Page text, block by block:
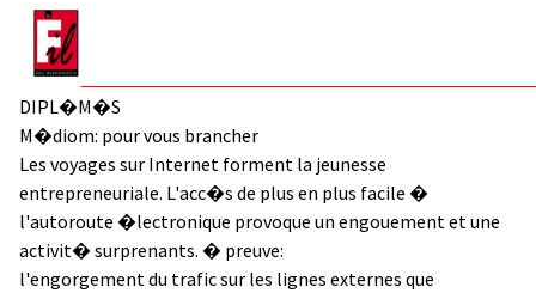
DIPL�M�S
M�diom: pour vous brancher
Les voyages sur Internet forment la jeunesse
entrepreneuriale. L'acc�s de plus en plus facile �
l'autoroute �lectronique provoque un engouement et une
activit� surprenants. � preuve:
l'engorgement du trafic sur les lignes externes que